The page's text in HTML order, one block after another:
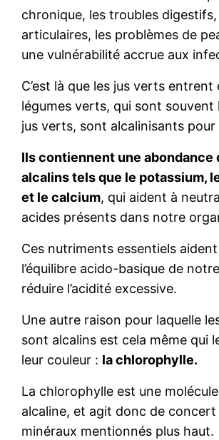
chronique, les troubles
articulaires, les problèmes de
une vulnérabilité accrue aux
C’est là que les jus verts entrent
légumes verts, qui sont souvent
jus verts, sont alcalinisants
Ils contiennent une abondance
alcalins tels que le potassium,
et le calcium, qui aident à
acides présents dans notre
Ces nutriments essentiels
l’équilibre acido-basique de
réduire l’acidité excessive.
Une autre raison pour laquelle
sont alcalins est cela même qui
leur couleur : la chlorophylle.
La chlorophylle est une
alcaline, et agit donc de concert
minéraux mentionnés plus haut.